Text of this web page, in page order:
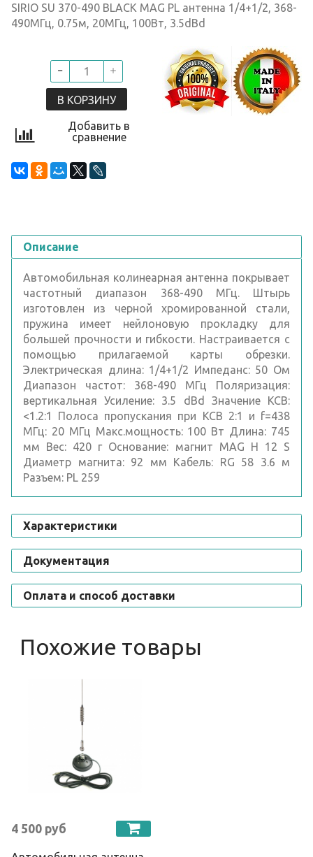
SIRIO SU 370-490 BLACK MAG PL антенна 1/4+1/2, 368-
490МГц, 0.75м, 20МГц, 100Вт, 3.5dBd
В КОРЗИНУ
Добавить в
сравнение
Описание
Автомобильная колинеарная антенна покрывает
частотный диапазон 368-490 МГц. Штырь
изготовлен из черной хромированной стали,
пружина имеет нейлоновую прокладку для
большей прочности и гибкости. Настраивается с
помощью прилагаемой карты обрезки.
Электрическая длина: 1/4+1/2 Импеданс: 50 Ом
Диапазон частот: 368-490 МГц Поляризация:
вертикальная Усиление: 3.5 dBd Значение КСВ:
<1.2:1 Полоса пропускания при КСВ 2:1 и f=438
МГц: 20 МГц Макс.мощность: 100 Вт Длина: 745
мм Вес: 420 г Основание: магнит MAG H 12 S
Диаметр магнита: 92 мм Кабель: RG 58 3.6 м
Разъем: PL 259
Характеристики
Документация
Оплата и способ доставки
Похожие товары
4 500 руб